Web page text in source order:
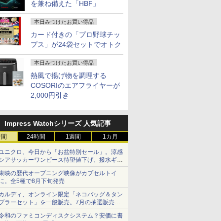
を兼ね備えた「HBF」
本日みつけたお買い得品
カード付きの「プロ野球チッ
プス」が24袋セットでオトク
本日みつけたお買い得品
熱風で揚げ物を調理する
COSORIのエアフライヤーが
2,000円引き
Impress Watchシリーズ 人気記事
24時間 1週間 1カ月
ニクロ、今日から「お盆特別セール」。涼感
アサッカーワンピース待望値下げ、撥水ギア
ョーツは1990円に
映の歴代オープニング映像がカプセルトイ
。全5種で8月下旬発売
ルディ、オンライン限定「ネコバッグ＆タン
ラーセット」を一般販売。7月の抽選販売の
選無効分
和のファミコンディスクシステム？安価に書